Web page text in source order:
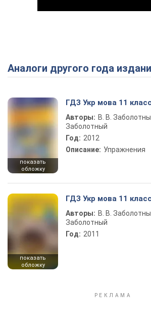
Play
Аналоги другого года
показать
обложку
ГДЗ Укр мова 11 класс
Авторы: В. В.
Заболотный
Год: 2012
Описание: Упражнения
показать
обложку
ГДЗ Укр мова 11 класс
Авторы: В. В.
Заболотный
Год: 2011